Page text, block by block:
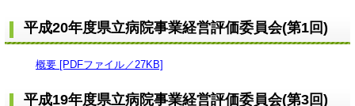
平成20年度県立病院事業経営評価委員会(第1回)
概要 [PDFファイル／27KB]
平成19年度県立病院事業経営評価委員会(第3回)